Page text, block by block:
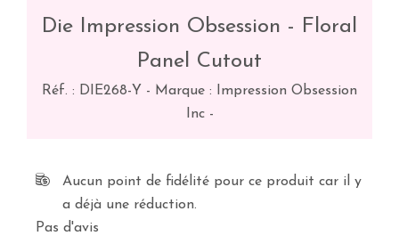
Die Impression Obsession - Floral
Panel Cutout
Réf. : DIE268-Y - Marque : Impression Obsession
Inc -
Aucun point de fidélité pour ce produit car il y
a déjà une réduction.
Pas d'avis